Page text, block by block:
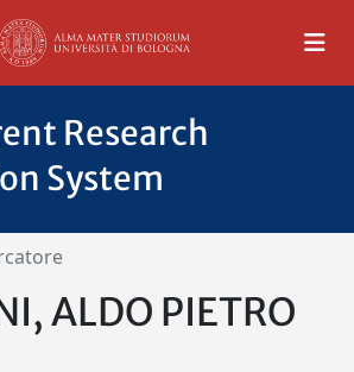
Research
System
ALDO PIETRO